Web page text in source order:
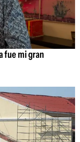
fue mi gran